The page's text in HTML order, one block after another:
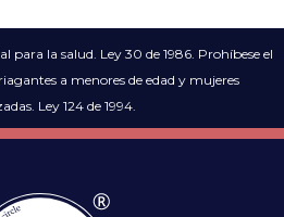
para la salud. Ley 30 de 1986. Prohíbese el
a menores de edad y mujeres
Ley 124 de 1994.